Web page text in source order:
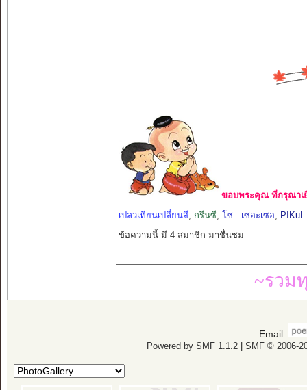
ขอบพระคุณ ที่กรุณาเ
เปลวเทียนเปลี่ยนสี, กรีนซี โซ...เซอะเซอ
PIKuL
ข้อความนี้ มี 4 สมาชิก มาชื่นชม
~รวม
Email:
Powered by SMF 1.1.2| SMF © 2006-